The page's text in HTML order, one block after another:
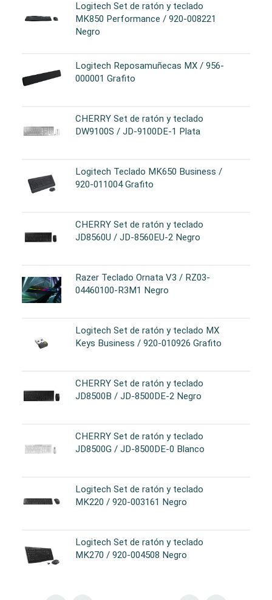
Logitech Set de ratón y teclado
MK850 Performance / 920-008221
Negro
Logitech Reposamuñecas MX / 956-
000001 Grafito
CHERRY Set de ratón y teclado
DW9100S / JD-9100DE-1 Plata
Logitech Teclado MK650 Business /
920-011004 Grafito
CHERRY Set de ratón y teclado
JD8560U / JD-8560EU-2 Negro
Razer Teclado Ornata V3 / RZ03-
04460100-R3M1 Negro
Logitech Set de ratón y teclado MX
Keys Business / 920-010926 Grafito
CHERRY Set de ratón y teclado
JD8500B / JD-8500DE-2 Negro
CHERRY Set de ratón y teclado
JD8500G / JD-8500DE-0 Blanco
Logitech Set de ratón y teclado
MK220 / 920-003161 Negro
Logitech Set de ratón y teclado
MK270 / 920-004508 Negro